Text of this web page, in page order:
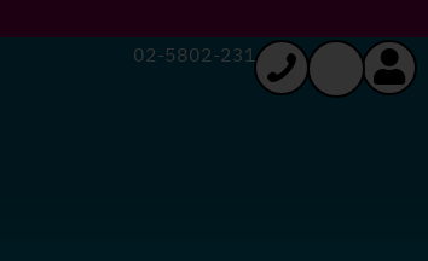
02-5802-231